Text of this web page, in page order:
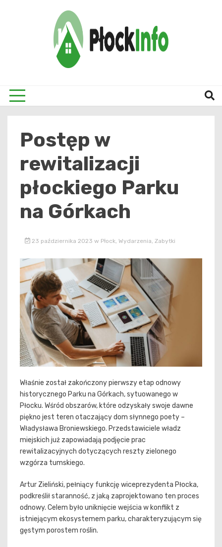
Postęp w
rewitalizacji
płockiego Parku
na Górkach
23 października 2023 w Płock, Wydarzenia Zabytki
Właśnie został zakończony pierwszy etap odnowy
historycznego Parku na Górkach, sytuowanego w
Płocku. Wśród obszarów, które odzyskały swoje dawne
piękno jest teren otaczający dom słynnego poety –
Władysława Broniewskiego. Przedstawiciele władz
miejskich już zapowiadają podjęcie prac
rewitalizacyjnych dotyczących reszty zielonego
wzgórza tumskiego.
Artur Zieliński, pełniący funkcję wiceprezydenta Płocka,
podkreślił staranność, z jaką zaprojektowano ten proces
odnowy. Celem było uniknięcie wejścia w konflikt z
istniejącym ekosystemem parku, charakteryzującym się
gęstym porostem roślin.